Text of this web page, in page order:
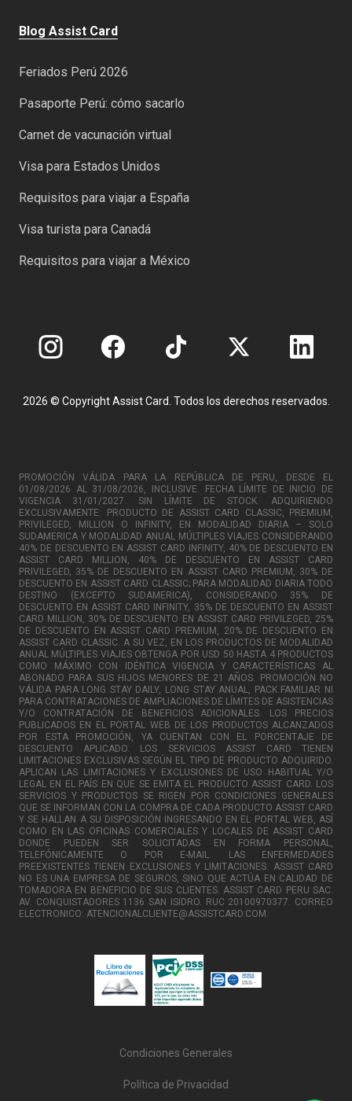
Blog Assist Card
Feriados Perú 2026
Pasaporte Perú: cómo sacarlo
Carnet de vacunación virtual
Visa para Estados Unidos
Requisitos para viajar a España
Visa turista para Canadá
Requisitos para viajar a México
2026 © Copyright Assist Card. Todos los derechos reservados.
PROMOCIÓN VÁLIDA PARA LA REPÚBLICA DE PERU, DESDE EL
01/08/2026 AL 31/08/2026, INCLUSIVE. FECHA LÍMITE DE INICIO DE
VIGENCIA 31/01/2027. SIN LÍMITE DE STOCK. ADQUIRIENDO
EXCLUSIVAMENTE: PRODUCTO DE ASSIST CARD CLASSIC, PREMIUM,
PRIVILEGED, MILLION O INFINITY, EN MODALIDAD DIARIA – SOLO
SUDAMERICA Y MODALIDAD ANUAL MÚLTIPLES VIAJES CONSIDERANDO
40% DE DESCUENTO EN ASSIST CARD INFINITY, 40% DE DESCUENTO EN
ASSIST CARD MILLION, 40% DE DESCUENTO EN ASSIST CARD
PRIVILEGED, 35% DE DESCUENTO EN ASSIST CARD PREMIUM, 30% DE
DESCUENTO EN ASSIST CARD CLASSIC; PARA MODALIDAD DIARIA TODO
DESTINO (EXCEPTO SUDAMERICA), CONSIDERANDO 35% DE
DESCUENTO EN ASSIST CARD INFINITY, 35% DE DESCUENTO EN ASSIST
CARD MILLION, 30% DE DESCUENTO EN ASSIST CARD PRIVILEGED, 25%
DE DESCUENTO EN ASSIST CARD PREMIUM, 20% DE DESCUENTO EN
ASSIST CARD CLASSIC. A SU VEZ, EN LOS PRODUCTOS DE MODALIDAD
ANUAL MÚLTIPLES VIAJES OBTENGA POR USD 50 HASTA 4 PRODUCTOS
COMO MÁXIMO CON IDÉNTICA VIGENCIA Y CARACTERÍSTICAS AL
ABONADO PARA SUS HIJOS MENORES DE 21 AÑOS. PROMOCIÓN NO
VÁLIDA PARA LONG STAY DAILY, LONG STAY ANUAL, PACK FAMILIAR NI
PARA CONTRATACIONES DE AMPLIACIONES DE LÍMITES DE ASISTENCIAS
Y/O CONTRATACIÓN DE BENEFICIOS ADICIONALES. LOS PRECIOS
PUBLICADOS EN EL PORTAL WEB DE LOS PRODUCTOS ALCANZADOS
POR ESTA PROMOCIÓN, YA CUENTAN CON EL PORCENTAJE DE
DESCUENTO APLICADO. LOS SERVICIOS ASSIST CARD TIENEN
LIMITACIONES EXCLUSIVAS SEGÚN EL TIPO DE PRODUCTO ADQUIRIDO.
APLICAN LAS LIMITACIONES Y EXCLUSIONES DE USO HABITUAL Y/O
LEGAL EN EL PAÍS EN QUE SE EMITA EL PRODUCTO ASSIST CARD. LOS
SERVICIOS Y PRODUCTOS SE RIGEN POR CONDICIONES GENERALES
QUE SE INFORMAN CON LA COMPRA DE CADA PRODUCTO ASSIST CARD
Y SE HALLAN A SU DISPOSICIÓN INGRESANDO EN EL PORTAL WEB, ASÍ
COMO EN LAS OFICINAS COMERCIALES Y LOCALES DE ASSIST CARD
DONDE PUEDEN SER SOLICITADAS EN FORMA PERSONAL,
TELEFÓNICAMENTE O POR E-MAIL. LAS ENFERMEDADES
PREEXISTENTES TIENEN EXCLUSIONES Y LIMITACIONES. ASSIST CARD
NO ES UNA EMPRESA DE SEGUROS, SINO QUE ACTÚA EN CALIDAD DE
TOMADORA EN BENEFICIO DE SUS CLIENTES. ASSIST CARD PERU SAC.
AV. CONQUISTADORES 1136 SAN ISIDRO. RUC 20100970377. CORREO
ELECTRONICO: ATENCIONALCLIENTE@ASSISTCARD.COM.
Condiciones Generales
Política de Privacidad